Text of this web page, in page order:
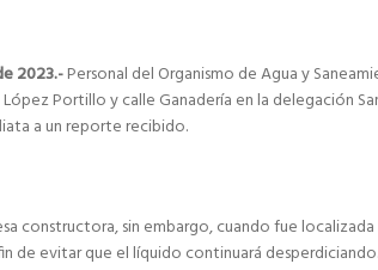
2023.-Personal del Organismo de Agua y
Portillo y calle Ganadería en la delegación
a un reporte recibido.
constructora, sin embargo, cuando fue
de evitar que el líquido continuará desperdiciando.